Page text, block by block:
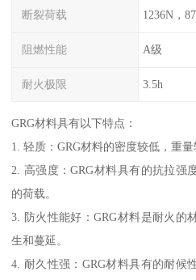
断裂荷载 1236N，
阻燃性能 A级
耐火极限 3.5h
GRG材料具有以下特点：
1. 轻质：GRG材料的密度较低，重量
2. 高强度：GRG材料具有的抗拉强
的荷载。
3. 防火性能好：GRG材料是耐火的
生和蔓延。
4. 耐久性强：GRG材料具有的耐候